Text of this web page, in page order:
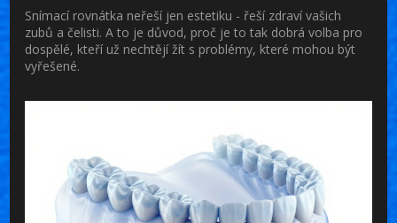
Snímací rovnátka neřeší jen estetiku - řeší zdraví vašich
zubů a čelisti. A to je důvod, proč je to tak dobrá volba pro
dospělé, kteří už nechtějí žít s problémy, které mohou být
vyřešené.